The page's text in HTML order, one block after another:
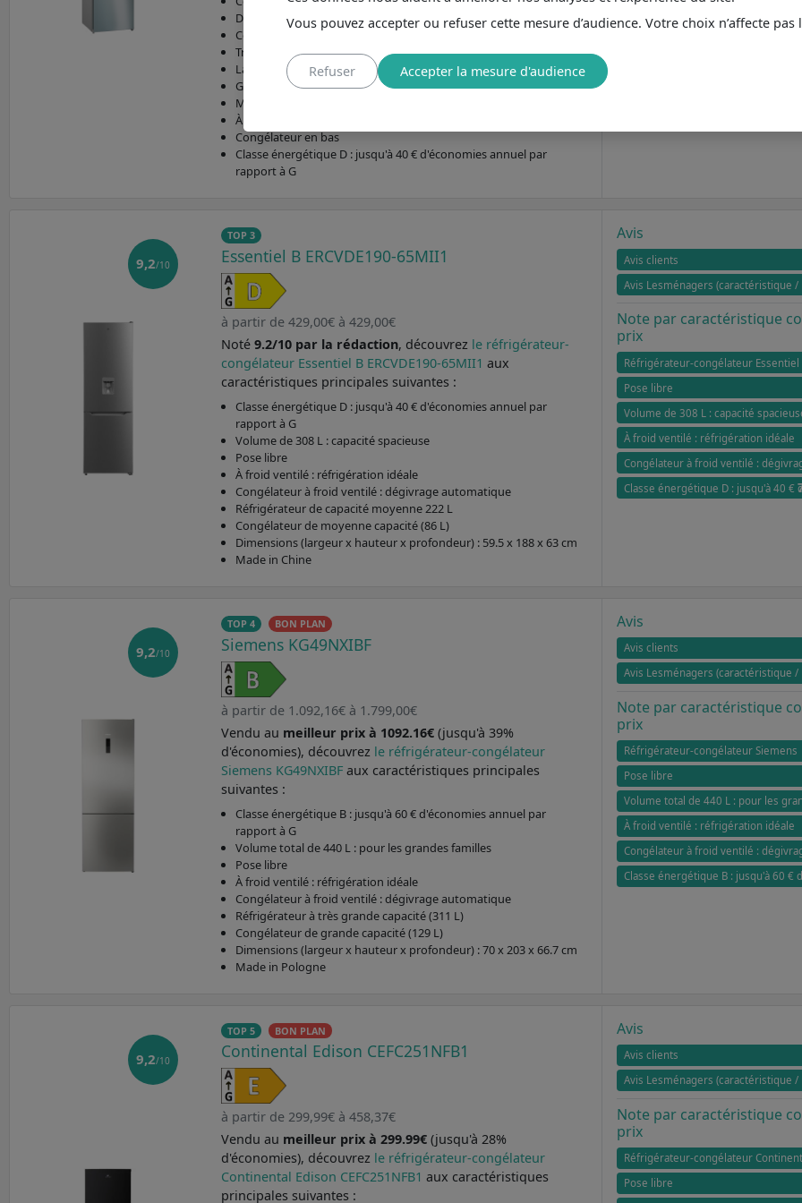
Distributeur d'eau : Sans distributeur
Connecté wifi : Non
Très grande hauteur (203 cm)
Largeur standard (60 cm)
Grande profondeur (66,5 cm)
Made in Pologne
À froid ventilé : réfrigération idéale
Congélateur en bas
Classe énergétique D : jusqu'à 40 € d'économies annuel par
rapport à G
9,2/10
TOP 3
Essentiel B ERCVDE190-65MII1
à partir de 429,00€ à 429,00€
Noté9.2/10 par la rédaction, découvrez le réfrigérateur-
congélateur Essentiel B ERCVDE190-65MII1aux
caractéristiques principales suivantes :
Classe énergétique D : jusqu'à 40 € d'économies annuel par
rapport à G
Volume de 308 L : capacité spacieuse
Pose libre
À froid ventilé : réfrigération idéale
Congélateur à froid ventilé : dégivrage automatique
Réfrigérateur de capacité moyenne 222 L
Congélateur de moyenne capacité (86 L)
Dimensions (largeur x hauteur x profondeur) : 59.5 x 188 x 63 cm
Made in Chine
Avis
Avis clients
Avis Lesménagers (caractéristique /
Note par caractéristique
prix
Réfrigérateur-congélateur Essentiel
Pose libre
Volume de 308 L : capacité
À froid ventilé : réfrigération idéale
Congélateur à froid ventilé :
Classe énergétique D : jusqu'à 40 €
9,2/10
TOP 4 BON PLAN
Siemens KG49NXIBF
à partir de 1.092,16€ à 1.799,00€
Vendu au meilleur prix à 1092.16€ (jusqu'à 39%
d'économies), découvrez le réfrigérateur-congélateur
Siemens KG49NXIBFaux caractéristiques principales
suivantes :
Classe énergétique B : jusqu'à 60 € d'économies annuel par
rapport à G
Volume total de 440 L : pour les grandes familles
Pose libre
À froid ventilé : réfrigération idéale
Congélateur à froid ventilé : dégivrage automatique
Réfrigérateur à très grande capacité (311 L)
Congélateur de grande capacité (129 L)
Dimensions (largeur x hauteur x profondeur) : 70 x 203 x 66.7 cm
Made in Pologne
Avis
Avis clients
Avis Lesménagers (caractéristique /
Note par caractéristique
prix
Réfrigérateur-congélateur Siemens
Pose libre
Volume total de 440 L : pour les
À froid ventilé : réfrigération idéale
Congélateur à froid ventilé :
Classe énergétique B : jusqu'à 60 €
9,2/10
TOP 5 BON PLAN
Continental Edison CEFC251NFB1
à partir de 299,99€ à 458,37€
Vendu au meilleur prix à 299.99€ (jusqu'à 28%
d'économies), découvrez le réfrigérateur-congélateur
Continental Edison CEFC251NFB1aux caractéristiques
principales suivantes :
Avis
Avis clients
Avis Lesménagers (caractéristique /
Note par caractéristique
prix
Réfrigérateur-congélateur
Pose libre
Vous pouvez accepter ou refuser cette mesure d’audience. Votre choix n’affecte pas
Refuser Accepter la mesure d'audience